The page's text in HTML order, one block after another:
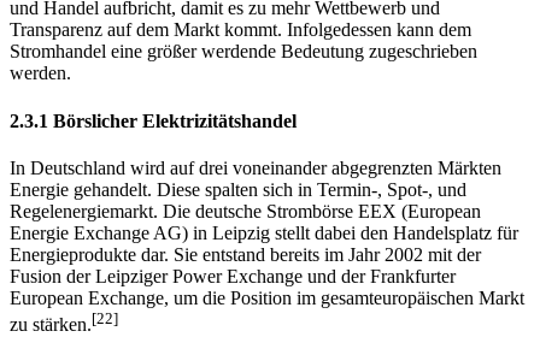
und Handel aufbricht, damit es zu mehr Wettbewerb und
Transparenz auf dem Markt kommt. Infolgedessen kann dem
Stromhandel eine größer werdende Bedeutung zugeschrieben
werden.
2.3.1 Börslicher Elektrizitätshandel
In Deutschland wird auf drei voneinander abgegrenzten Märkten
Energie gehandelt. Diese spalten sich in Termin-, Spot-, und
Regelenergiemarkt. Die deutsche Strombörse EEX (European
Energie Exchange AG) in Leipzig stellt dabei den Handelsplatz für
Energieprodukte dar. Sie entstand bereits im Jahr 2002 mit der
Fusion der Leipziger Power Exchange und der Frankfurter
European Exchange, um die Position im gesamteuropäischen Markt
zu stärken.[22]